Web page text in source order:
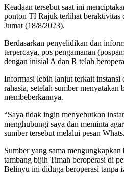
Keadaan tersebut saat ini
ponton TI Rajuk terlihat beraktivitas
Jumat (18/8/2023).
Berdasarkan penyelidikan dan
terpercaya, pos pengamanan
dengan inisial A dan R telah
Informasi lebih lanjut terkait instansi
rahasia, setelah sumber
membeberkannya.
“Saya tidak ingin menyebutkan
menghubungi saya dan meminta
sumber tersebut melalui pesan
Sumber yang sama
tambang bijih Timah beroperasi di
Belinyu ini diduga beroperasi tanpa